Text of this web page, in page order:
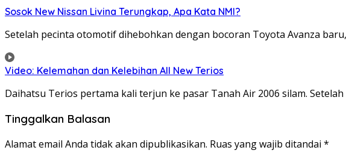
Sosok New Nissan Livina Terungkap, Apa Kata NMI?
Setelah pecinta otomotif dihebohkan dengan bocoran Toyota Avanza
Video: Kelemahan dan Kelebihan All New Terios
Daihatsu Terios pertama kali terjun ke pasar Tanah Air 2006 silam.
Tinggalkan Balasan
Alamat email Anda tidak akan dipublikasikan. Ruas yang wajib ditandai *